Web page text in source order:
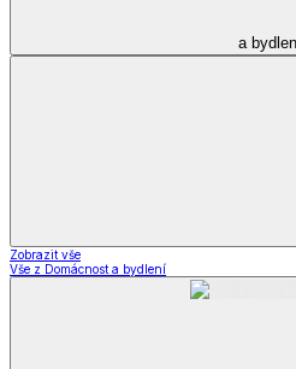
a
Zobrazit vše
Vše z Domácnost a bydlení